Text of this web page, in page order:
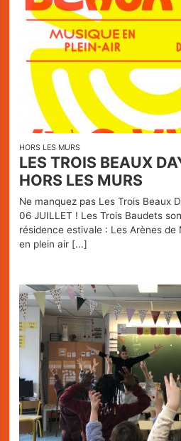
Les
HORS LES MURS
LES TROIS BEAUX
HORS LES MURS
Ne manquez pas Les Trois Beaux
06 JUILLET ! Les Trois Baudets
résidence estivale : Les Arènes
en plein air [...]